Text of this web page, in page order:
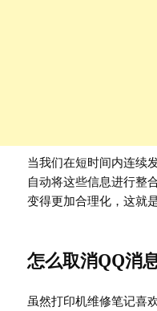
当我们在短时间内连续
自动将这些信息进行整
变得更加合理化，这就
怎么取消QQ消
虽然打印机维修笔记喜